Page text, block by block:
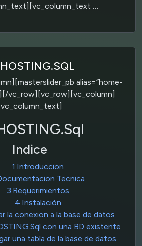
…
alias=”home-
vc_row][vc_row][vc_column]
Indice
1.Introduccion
Tecnica
3.Requerimientos
4.Instalación
la conexion a la base de datos
con una BD existente
una tabla de la base de datos